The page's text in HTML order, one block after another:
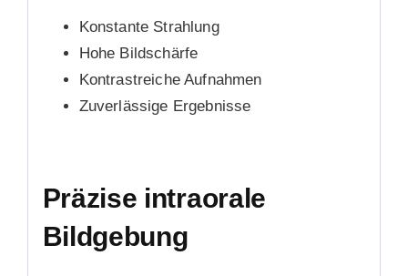
Konstante Strahlung
Hohe Bildschärfe
Kontrastreiche Aufnahmen
Zuverlässige Ergebnisse
Präzise intraorale
Bildgebung